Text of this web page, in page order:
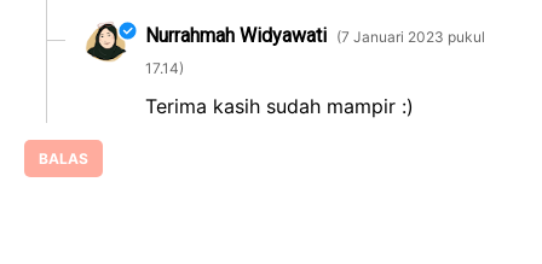
BALAS
Nurrahmah Widyawati
7 Januari 2023 pukul
17.14
Terima kasih sudah mampir :)